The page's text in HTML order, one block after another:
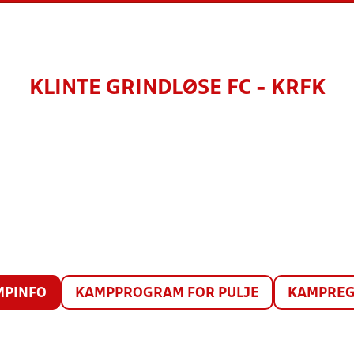
KLINTE GRINDLØSE FC - KRFK
KAMPPROGRAM FOR PULJE